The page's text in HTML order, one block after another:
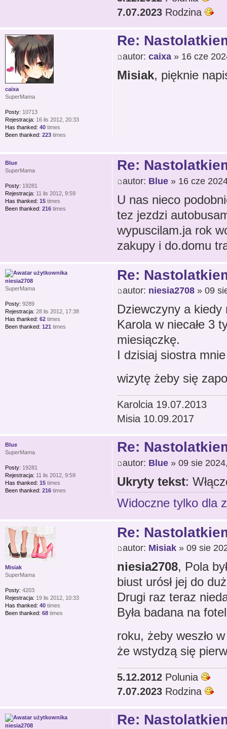
7.07.2023Rodzina
Re:
autor: caixa» 16 cze
Misiak, pięknie
caixa
SuperMama
Posty: 10713
Rejestracja: 16 lis 2012, 20:33
Has thanked: 40 times
Been thanked: 223 times
Re:
autor: Blue» 16 cze
U nas nieco
tez jezdzi
wypuscilam.ja rok
zakupy i do.domu
Blue
SuperMama
Posty: 19281
Rejestracja: 11 lis 2012, 9:59
Has thanked: 15 times
Been thanked: 216 times
Re:
autor: niesia2708» 09
Dziewczyny a
Karola w niecałe 3
miesiączkę.
I dzisiaj siostra
wizytę żeby się
Karolcia 19.07.2013
Misia 10.09.2017
niesia2708
SuperMama
Posty: 9289
Rejestracja: 28 lis 2012, 17:38
Has thanked: 62 times
Been thanked: 121 times
Re:
autor: Blue» 09 sie
Ukryty tekst:
Widoczne tylko dla
Blue
SuperMama
Posty: 19281
Rejestracja: 11 lis 2012, 9:59
Has thanked: 15 times
Been thanked: 216 times
Re:
autor: Misiak» 09 sie
niesia2708, Pola
biust urósł jej do
Drugi raz teraz
Była badana na
roku, żeby weszło
że wstydzą się
5.12.2012Polunia
7.07.2023Rodzina
Misiak
SuperMama
Posty: 4203
Rejestracja: 19 lis 2012, 10:33
Has thanked: 40 times
Been thanked: 68 times
Re:
niesia2708